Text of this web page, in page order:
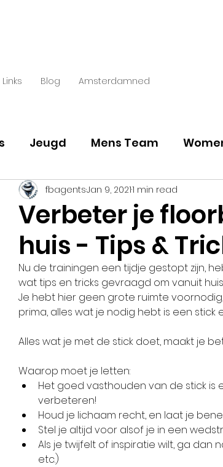
Links Blog Amsterdamned
Jeugd Mens Team
Verbeter je
huis - Tips &
fbagentsJan 9, 20211 min read
Nu de trainingen een tijdje gestopt zijn,
wat tips en tricks gevraagd om vanuit
Je hebt hier geen grote ruimte
prima, alles wat je nodig hebt is een stick
Alles wat je met de stick doet, maakt je
Waarop moet je letten:
Het goed vasthouden van de stick is
verbeteren!
Houd je lichaam recht, en laat je
Stel je altijd voor alsof je in een
Als je twijfelt of inspiratie wilt, ga dan
etc.)